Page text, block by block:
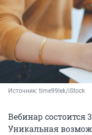
Источник: time99lek/iStock
Вебинар состоится
Уникальная